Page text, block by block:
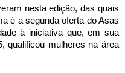
nesta edição, das quais
é a segunda oferta do Asas
à iniciativa que, em sua
qualificou mulheres na área